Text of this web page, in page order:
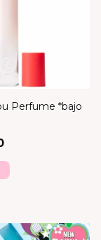
Perfume *bajo